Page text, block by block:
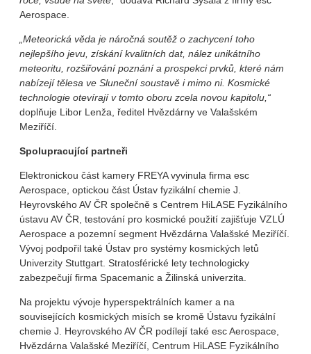
Aerospace.
„Meteorická věda je náročná soutěž o zachycení toho
nejlepšího jevu, získání kvalitních dat, nález unikátního
meteoritu, rozšiřování poznání a prospekci prvků, které nám
nabízejí tělesa ve Sluneční soustavě i mimo ni. Kosmické
technologie otevírají v tomto oboru zcela novou kapitolu,“
doplňuje Libor Lenža, ředitel Hvězdárny ve Valašském
Meziříčí.
Spolupracující partneři
Elektronickou část kamery FREYA vyvinula firma esc
Aerospace, optickou část Ústav fyzikální chemie J.
Heyrovského AV ČR společně s Centrem HiLASE Fyzikálního
ústavu AV ČR, testování pro kosmické použití zajišťuje VZLÚ
Aerospace a pozemní segment Hvězdárna Valašské Meziříčí.
Vývoj podpořil také Ústav pro systémy kosmických letů
Univerzity Stuttgart. Stratosférické lety technologicky
zabezpečují firma Spacemanic a Žilinská univerzita.
Na projektu vývoje hyperspektrálních kamer a na
souvisejících kosmických misích se kromě Ústavu fyzikální
chemie J. Heyrovského AV ČR podílejí také esc Aerospace,
Hvězdárna Valašské Meziříčí, Centrum HiLASE Fyzikálního